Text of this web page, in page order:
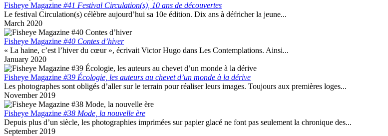
Fisheye Magazine #41 Festival Circulation(s), 10 ans de découvertes
Le festival Circulation(s) célèbre aujourd’hui sa 10e édition. Dix ans à défricher la jeune...
March 2020
Fisheye Magazine #40 Contes d’hiver
« La haine, c’est l’hiver du cœur », écrivait Victor Hugo dans Les Contemplations. Ainsi...
January 2020
Fisheye Magazine #39 Écologie, les auteurs au chevet d’un monde à la dérive
Les photographes sont obligés d’aller sur le terrain pour réaliser leurs images. Toujours aux premières loges...
November 2019
Fisheye Magazine #38 Mode, la nouvelle ère
Depuis plus d’un siècle, les photographies imprimées sur papier glacé ne font pas seulement la chronique des...
September 2019